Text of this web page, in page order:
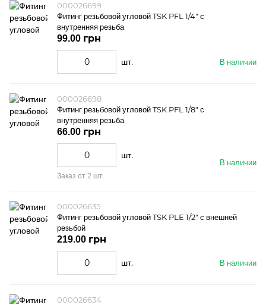
000026699
Фитинг резьбовой угловой TSK PFL 1/4" с
внутренняя резьба
В наличии
99.00 грн
шт.
000026698
Фитинг резьбовой угловой TSK PFL 1/8" с
внутренняя резьба
В наличии
66.00 грн
шт.
Заказ от 2 шт.
000026635
Фитинг резьбовой угловой TSK PLE 1/2" с внешней
резьбой
В наличии
219.00 грн
шт.
000026634